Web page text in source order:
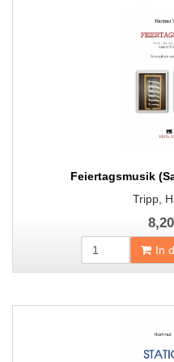
Feiertagsmusik
Tripp,
In